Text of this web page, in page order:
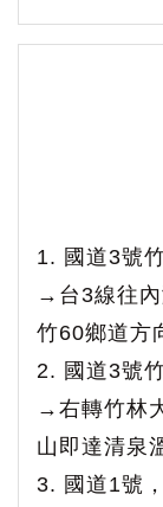
1. 國道3號
→台3線往
竹60鄉道方
2. 國道3號
→右轉竹林
山即達清泉
3. 國道1號